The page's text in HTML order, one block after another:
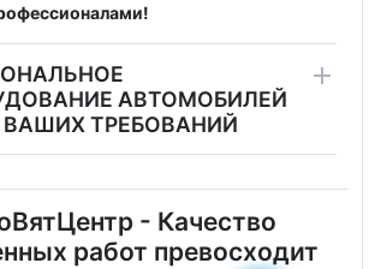
АВТОМОБИЛЕЙ
ТРЕБОВАНИЙ
- Качество
работ превосходит